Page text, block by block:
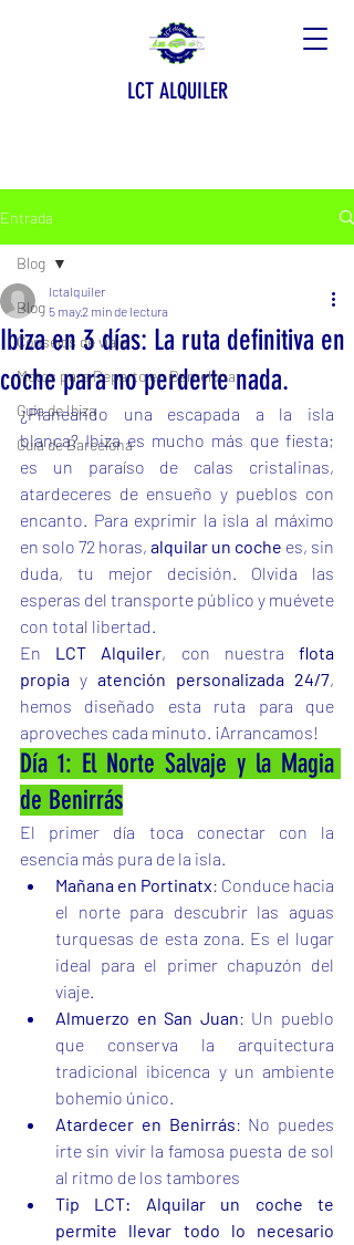
LCT ALQUILER
Entrada
Blog
Consejos de viaje
Motos para Reparto en Barcelona
Guía de Ibiza
Guía de Barcelona
Blog
Ibiza en 3 días: La ruta definitiva en
coche para no perderte nada.
lctalquiler
5 may2 min de lectura
¿Planeando una escapada a la isla
blanca? Ibiza es mucho más que fiesta;
es un paraíso de calas cristalinas,
atardeceres de ensueño y pueblos con
encanto. Para exprimir la isla al máximo
en solo 72 horas, alquilar un coche es, sin
duda, tu mejor decisión. Olvida las
esperas del transporte público y muévete
con total libertad.
En LCT Alquiler, con nuestra flota
propia y atención personalizada 24/7,
hemos diseñado esta ruta para que
aproveches cada minuto. ¡Arrancamos!
Día 1: El Norte Salvaje y la Magia
de Benirrás
El primer día toca conectar con la
esencia más pura de la isla.
Mañana en Portinatx: Conduce hacia
el norte para descubrir las aguas
turquesas de esta zona. Es el lugar
ideal para el primer chapuzón del
viaje.
Almuerzo en San Juan: Un pueblo
que conserva la arquitectura
tradicional ibicenca y un ambiente
bohemio único.
Atardecer en Benirrás: No puedes
irte sin vivir la famosa puesta de sol
al ritmo de los tambores
Tip LCT: Alquilar un coche te
permite llevar todo lo necesario